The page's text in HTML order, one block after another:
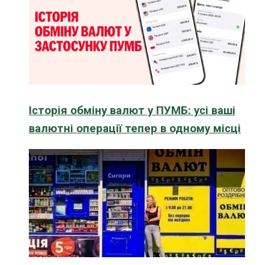
Історія обміну валют у ПУМБ: усі ваші
валютні операції тепер в одному місці